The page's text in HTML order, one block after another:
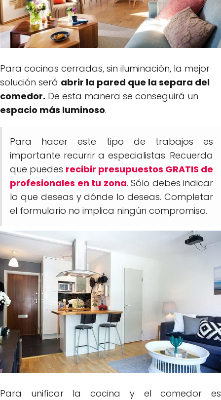
Para cocinas cerradas, sin iluminación, la mejor
solución será abrir la pared que la separa del
comedor. De esta manera se conseguirá un
espacio más luminoso.
Para hacer este tipo de trabajos es
importante recurrir a especialistas. Recuerda
que puedes recibir presupuestos GRATIS de
profesionales en tu zona. Sólo debes indicar
lo que deseas y dónde lo deseas. Completar
el formulario no implica ningún compromiso.
Para unificar la cocina y el comedor es